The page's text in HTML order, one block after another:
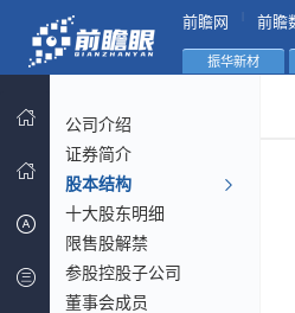
前瞻网 前瞻
振华新材
公司介绍
证券简介
股本结构
十大股东明细
限售股解禁
参股控股子公司
董事会成员